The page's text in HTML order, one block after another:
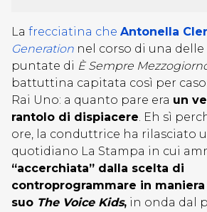
La frecciatina che Antonella
Generation nel corso di una
puntate di È Sempre
battuttina capitata così per
Rai Uno: a quanto pare era un
rantolo di dispiacere. Eh sì
ore, la conduttrice ha rilasciato
quotidiano La Stampa in cui
“accerchiata” dalla scelta di
controprogrammare in
suo The Voice Kids, in onda dal